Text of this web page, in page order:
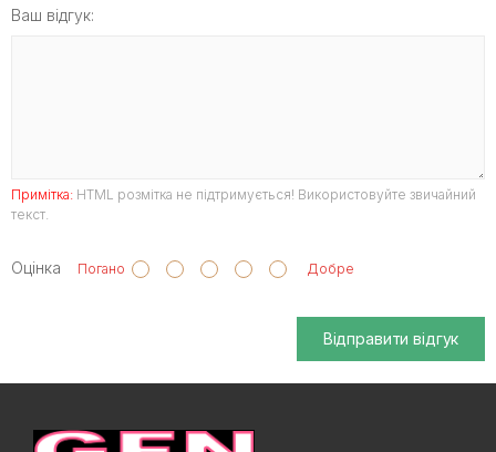
Ваш відгук:
Примітка: HTML розмітка не підтримується! Використовуйте звичайний
текст.
Оцінка Погано Добре
Відправити відгук